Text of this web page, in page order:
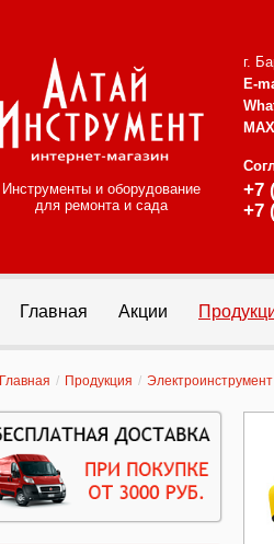
Инструменты и оборудование
для ремонта и сада
г.
E-
+7
+7
Главная Акции
Главная / Продукция / Электроинструмент